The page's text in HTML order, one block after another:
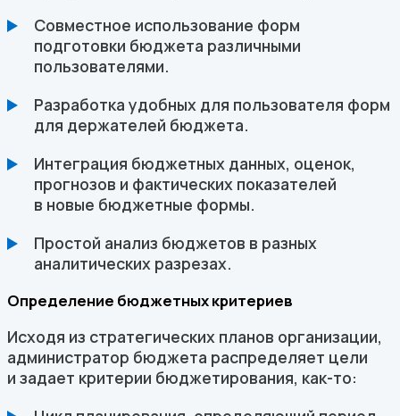
Совместное использование форм
подготовки бюджета различными
пользователями.
Разработка удобных для пользователя форм
для держателей бюджета.
Интеграция бюджетных данных, оценок,
прогнозов и фактических показателей
в новые бюджетные формы.
Простой анализ бюджетов в разных
аналитических разрезах.
Определение бюджетных критериев
Исходя из стратегических планов организации,
администратор бюджета распределяет цели
и задает критерии бюджетирования, как-то: